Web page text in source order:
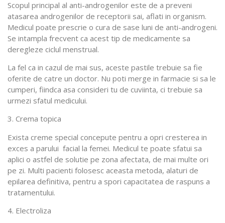
Scopul principal al anti-androgenilor este de a preveni
atasarea androgenilor de receptorii sai, aflati in organism.
Medicul poate prescrie o cura de sase luni de anti-androgeni.
Se intampla frecvent ca acest tip de medicamente sa
deregleze ciclul menstrual.
La fel ca in cazul de mai sus, aceste pastile trebuie sa fie
oferite de catre un doctor. Nu poti merge in farmacie si sa le
cumperi, fiindca asa consideri tu de cuviinta, ci trebuie sa
urmezi sfatul medicului.
3. Crema topica
Exista creme special concepute pentru a opri cresterea in
exces a parului facial la femei. Medicul te poate sfatui sa
aplici o astfel de solutie pe zona afectata, de mai multe ori
pe zi. Multi pacienti folosesc aceasta metoda, alaturi de
epilarea definitiva, pentru a spori capacitatea de raspuns a
tratamentului.
4. Electroliza